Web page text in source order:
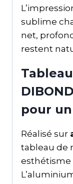
sublime
net,
restent
pour
Réalisé sur
tableau de
esthétisme